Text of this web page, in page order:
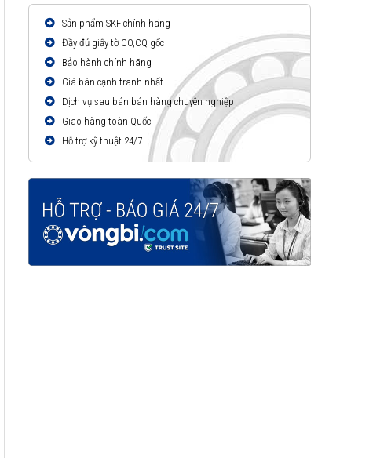
Sản phẩm SKF chính hãng
Đầy đủ giấy tờ CO,CQ gốc
Bảo hành chính hãng
Giá bán cạnh tranh nhất
Dịch vụ sau bán bán hàng chuyên nghiệp
Giao hàng toàn Quốc
Hỗ trợ kỹ thuật 24/7